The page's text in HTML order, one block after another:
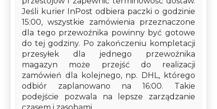
Jeśli kurier InPost odbiera paczki o godzinie
15:00, wszystkie zamówienia przeznaczone
dla tego przewoźnika powinny być gotowe
do tej godziny. Po zakończeniu kompletacji
przesyłek dla jednego przewoźnika
magazyn może przejść do realizacji
zamówień dla kolejnego, np. DHL, którego
odbiór zaplanowano na 16:00. Takie
podejście pozwala na lepsze zarządzanie